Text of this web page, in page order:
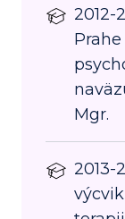
2012-
Mgr.
2013-